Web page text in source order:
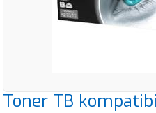
Toner TB